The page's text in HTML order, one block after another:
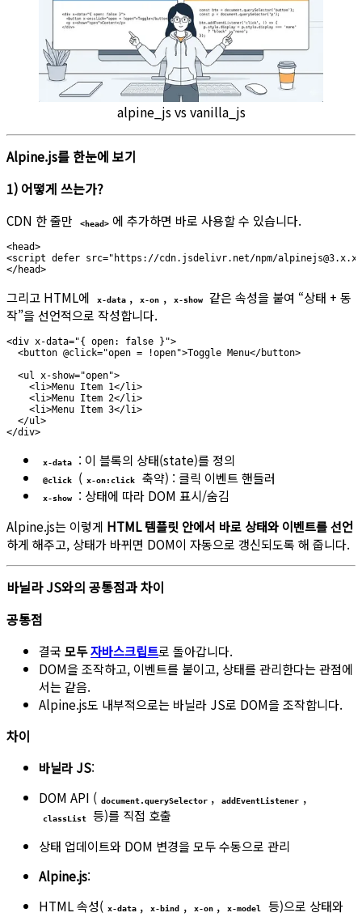
alpine_js vs vanilla_js
Alpine.js를 한눈에 보기
1) 어떻게 쓰는가?
CDN 한 줄만 <head> 에 추가하면 바로 사용할 수 있습니다.
<head>
<script defer src="https://cdn.jsdelivr.net/npm/
그리고 HTML에 x-data , x-on , x-show
같은 속성을 붙여 “상태 + 동
작”을 선언적으로 작성합니다.
<div x-data="{ open: false }">
  <button @click="open = !open">Toggle Menu</button>
  <ul x-show="open">
    <li>Menu Item 1</li>
    <li>Menu Item 2</li>
    <li>Menu Item 3</li>
  </ul>
x-data : 이 블록의 상태(state)를 정의
@click ( x-on:click 축약) : 클릭 이벤트 핸들러
x-show
: 상태에 따라 DOM 표시/숨김
Alpine.js는 이렇게 HTML 템플릿 안에서 바로 상태와 이벤트를 선언
하게 해주고, 상태가 바뀌면 DOM이 자동으로 갱신되도록 해 줍니다.
바닐라 JS와의 공통점과 차이
공통점
결국 모두자바스크립트로 돌아갑니다.
DOM을 조작하고, 이벤트를 붙이고, 상태를 관리한다는 관점에
서는 같음.
Alpine.js도 내부적으로는 바닐라 JS로 DOM을 조작합니다.
차이
바닐라 JS:
DOM API ( document.querySelector , addEventListener ,
classList
등)를 직접 호출
상태 업데이트와 DOM 변경을 모두 수동으로 관리
Alpine.js:
HTML 속성( x-data , x-bind , x-on , x-model
등)으로 상태와